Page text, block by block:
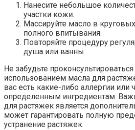
Нанесите небольшое
участки кожи.
Массируйте масло в
полного впитывания.
Повторяйте процедуру
душа или ванны.
Не забудьте
использованием масла для
вас есть какие-либо аллергии или
определенным ингредиентам.
для растяжек является
может гарантировать полную
устранение растяжек.